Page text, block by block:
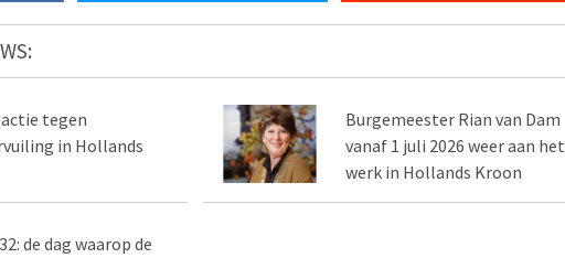
tegen
in Hollands
Burgemeester Rian van Dam
vanaf 1 juli 2026 weer aan het
werk in Hollands Kroon
de dag waarop de